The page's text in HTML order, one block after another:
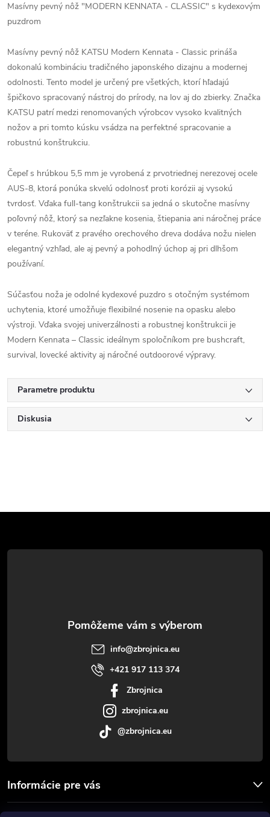
Masívny pevný nôž "MODERN KENNATA - CLASSIC" s kydexovým
puzdrom
Masívny pevný nôž KATSU Modern Kennata - Classic prináša
dokonalú kombináciu tradičného japonského dizajnu a modernej
odolnosti. Tento model je určený pre všetkých, ktorí hľadajú
špičkovo spracovaný nástroj do prírody, na lov aj do zbierky. Značka
KATSU patrí medzi renomovaných výrobcov vysoko kvalitných
nožov a pri tomto kúsku vsádza na perfektné spracovanie a
robustnú konštrukciu.
Čepeľ s hrúbkou 5,5 mm je vyrobená z prvotriednej nerezovej ocele
AUS-8, ktorá ponúka skvelú odolnosť proti korózii aj vysokú
tvrdosť. Vďaka full-tang konštrukcii sa jedná o skutočne masívny
poľovný nôž, ktorý sa nezľakne kosenia, štiepania ani náročnej práce
v teréne. Rukoväť z pravého orechového dreva dodáva nožu nielen
elegantný vzhľad, ale aj pevný a pohodlný úchop aj pri dlhšom
používaní.
Súčasťou noža je odolné kydexové puzdro s otočným systémom
uchytenia, ktoré umožňuje flexibilné nosenie na opasku alebo
výstroji. Vďaka svojej univerzálnosti a robustnej konštrukcii je
Modern Kennata – Classic ideálnym spoločníkom pre bushcraft,
survival, lovecké aktivity aj náročné outdoorové výpravy.
Parametre produktu
Diskusia
á
Informácie pre vás
info@zbrojnica.eu
+421 917 113 374
Zbrojnica
zbrojnica.eu
@zbrojnica.eu